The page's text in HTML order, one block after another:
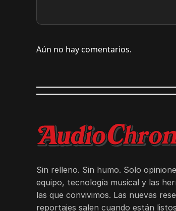
Aún no hay comentarios.
Sin relleno. Sin humo. Solo
equipo, tecnología musical y las
las que convivimos. Las nuevas
reportajes salen cuando están